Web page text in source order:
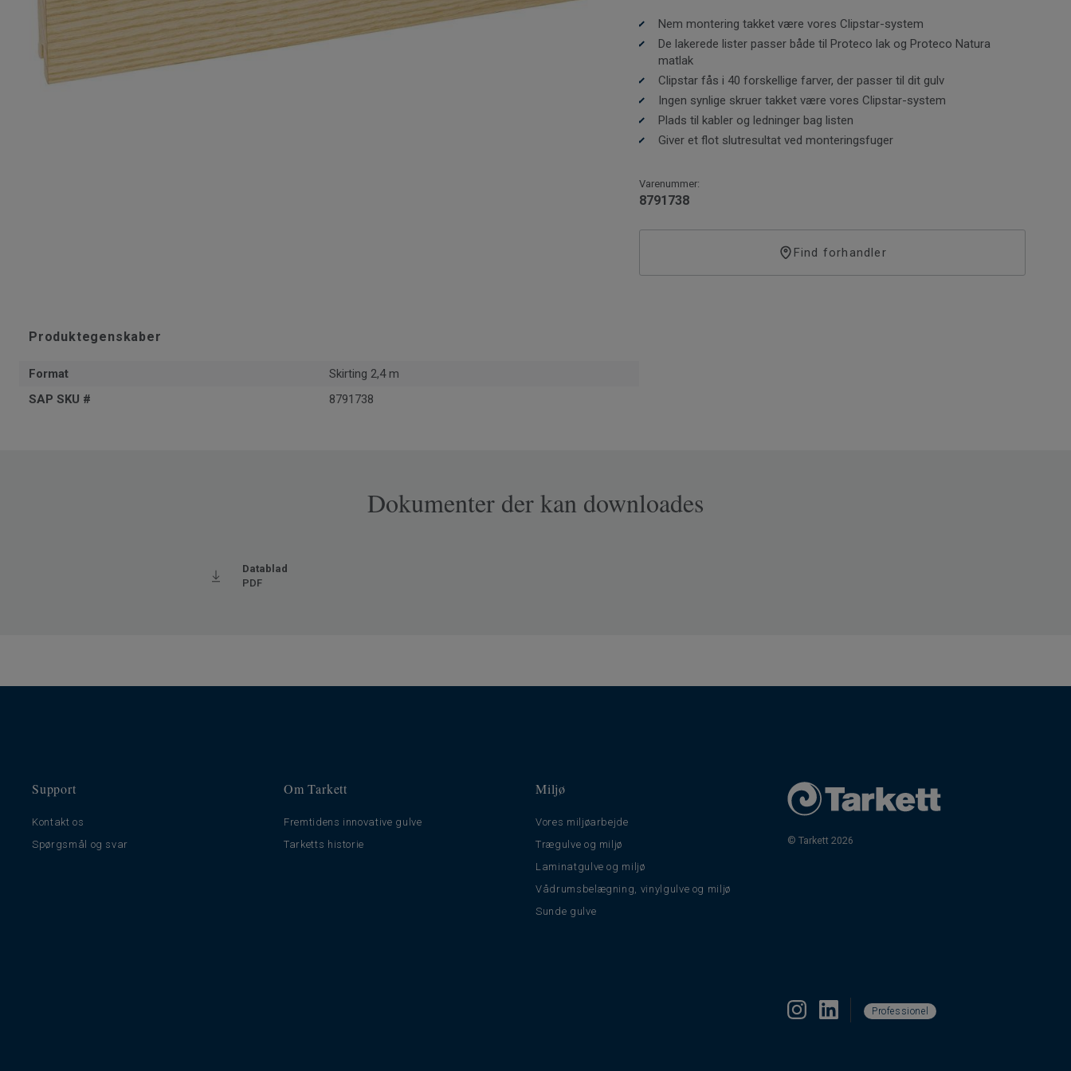
Produktegenskaber
Format
Skirting 2,4 m
SAP SKU #
8791738
Eftersom træ giver sig, skal der altid være en bevægelsesfuge på
mindst 8-10 mm mellem gulv og væg, dørtrin eller andre faste
monteringer. Bevægelsesfugerne skjules med fodpaneler,
fodlister eller rørmanchetter.
Nem montering takket være vores Clipstar-system
De lakerede lister passer både til Proteco lak og Proteco Natura
matlak
Clipstar fås i 40 forskellige farver, der passer til dit gulv
Ingen synlige skruer takket være vores Clipstar-system
Plads til kabler og ledninger bag listen
Giver et flot slutresultat ved monteringsfuger
Varenummer:
8791738
Find forhandler
Dokumenter der kan downloades
Datablad
PDF
Support
Kontakt os
Spørgsmål og svar
Om Tarkett
Fremtidens innovative gulve
Tarketts historie
Miljø
Vores miljøarbejde
Trægulve og miljø
Laminatgulve og miljø
Vådrumsbelægning, vinylgulve og miljø
Sunde gulve
© Tarkett 2026
Professionel